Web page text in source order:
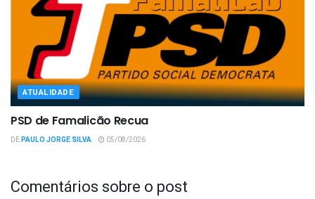
ATUALIDADE
PSD de Famalicão Recua
DEPAULO JORGE SILVA 05/08/2026
Comentários sobre o post